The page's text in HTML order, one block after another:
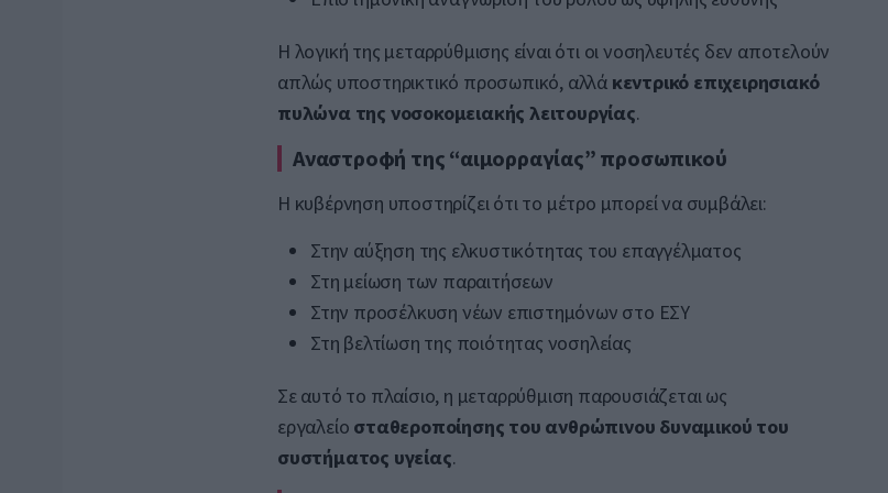
Η λογική της μεταρρύθμισης είναι ότι οι νοσηλευτές δεν αποτελούν
απλώς υποστηρικτικό προσωπικό, αλλά κεντρικό επιχειρησιακό
πυλώνα της νοσοκομειακής λειτουργίας.
Αναστροφή της “αιμορραγίας” προσωπικού
Η κυβέρνηση υποστηρίζει ότι το μέτρο μπορεί να συμβάλει:
Στην αύξηση της ελκυστικότητας του επαγγέλματος
Στη μείωση των παραιτήσεων
Στην προσέλκυση νέων επιστημόνων στο ΕΣΥ
Στη βελτίωση της ποιότητας νοσηλείας
Σε αυτό το πλαίσιο, η μεταρρύθμιση παρουσιάζεται ως
εργαλείο σταθεροποίησης του ανθρώπινου δυναμικού του
συστήματος υγείας.